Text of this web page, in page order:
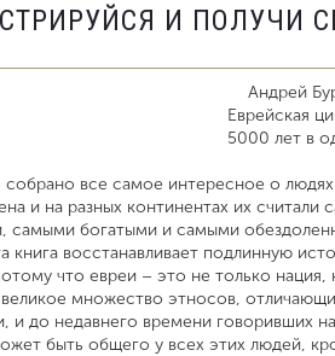
И ПОЛУЧИ
Андрей
Еврейская
5000 лет в
собрано все самое интересное о
и на разных континентах их
самыми богатыми и самыми
книга восстанавливает подлинную
что евреи – это не только нация,
множество этносов,
и до недавнего времени говоривших
быть общего у всех этих людей,